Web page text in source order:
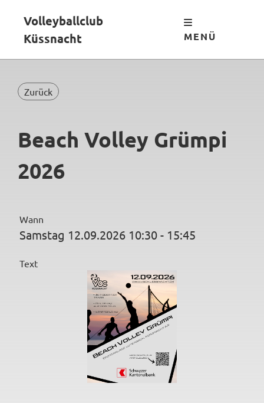
Volleyballclub
Küssnacht
MENÜ
Zurück
Beach Volley Grümpi
2026
Wann
Samstag 12.09.2026 10:30 - 15:45
Text